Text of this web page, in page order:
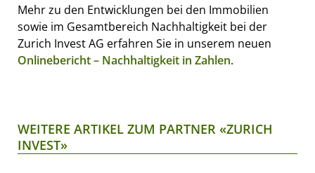
Mehr zu den Entwicklungen bei den Immobilien
sowie im Gesamtbereich Nachhaltigkeit bei der
Zurich Invest AG erfahren Sie in unserem neuen
Onlinebericht – Nachhaltigkeit in Zahlen.
WEITERE ARTIKEL ZUM PARTNER «ZURICH
INVEST»